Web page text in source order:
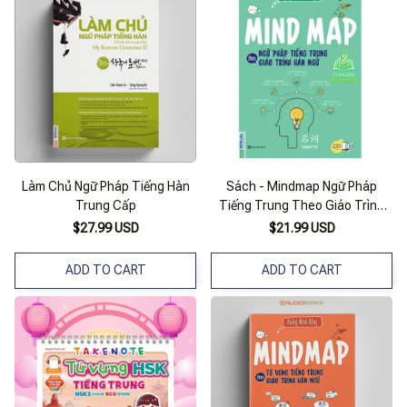
Làm Chủ Ngữ Pháp Tiếng Hàn
Trung Cấp
$27.99 USD
ADD TO CART
Sách - Mindmap Ngữ Pháp
Tiếng Trung Theo Giáo Trình
Hán Ngữ (Mc)
$21.99 USD
ADD TO CART